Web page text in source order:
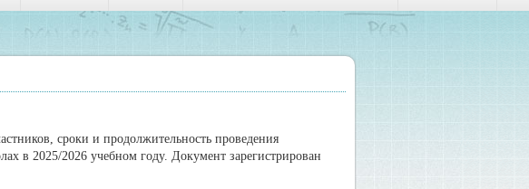
сроки и продолжительность проведения
в 2025/2026 учебном году. Документ зарегистрирован